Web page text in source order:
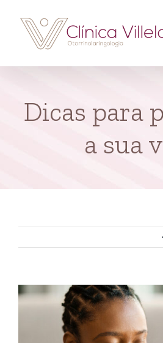
content
Dicas para
a sua
View